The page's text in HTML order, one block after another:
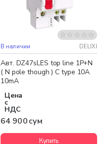
В наличии DELIXI
Авт. DZ47sLES top line 1P+N
( N pole though ) C type 10A
10mA
Цена
с
НДС
64 900 сум
Купить